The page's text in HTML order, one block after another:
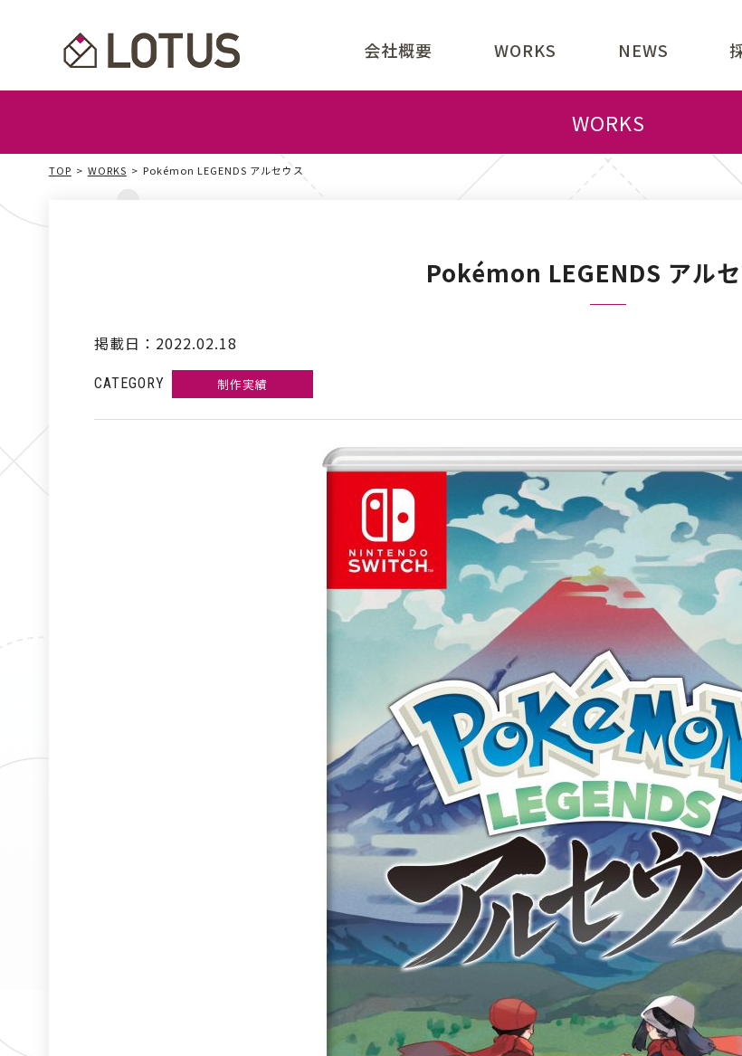
会社概要 WORKS NEWS
WORKS
TOP WORKS Pokémon LEGENDS アルセウス
Pokémon LEGENDS アル
掲載日： 2022.02.18
制作実績